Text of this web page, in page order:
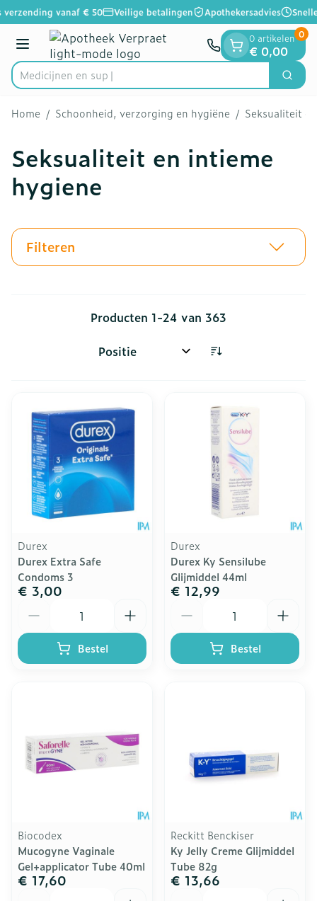
Ga naar de inhoud
1 van 1vanaf € 50 Veilige betalingen Apothekersadvies
Menu
Product, merk, categorie...
Zoek
0 artikelen
€ 0,00
0
Home / Schoonheid, verzorging en hygiëne / Seksualiteit
Seksualiteit en intieme
hygiene
Filteren
Producten 1-24 van 363
Sorteer op:
Durex
Durex Extra Safe
Condoms 3
€ 3,00
Bestel
Durex
Durex Ky Sensilube
Glijmiddel 44ml
€ 12,99
Bestel
Biocodex
Mucogyne Vaginale
Gel+applicator Tube 40ml
€ 17,60
Reckitt Benckiser
Ky Jelly Creme Glijmiddel
Tube 82g
€ 13,66